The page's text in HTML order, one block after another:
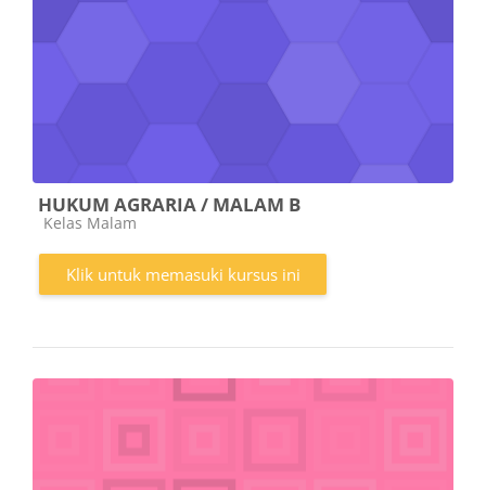
HUKUM AGRARIA / MALAM B
Kategori kursus
Kelas Malam
Klik untuk memasuki kursus ini